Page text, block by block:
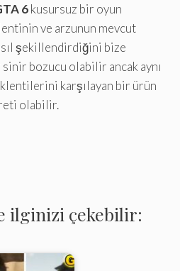
6kusursuz bir oyun
ve arzunun mevcut
şekillendirdiğini bize
bozucu olabilir ancak aynı
karşılayan bir ürün
olabilir.
ilginizi çekebilir: